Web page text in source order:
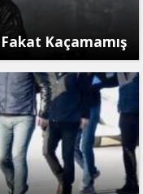
Kaçamamış